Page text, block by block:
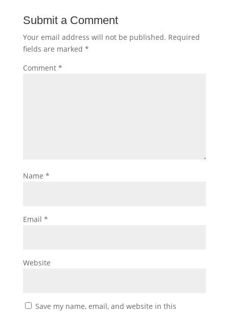
Submit a Comment
Your email address will not be published. Required
fields are marked *
Comment *
Name *
Email *
Website
Save my name, email, and website in this